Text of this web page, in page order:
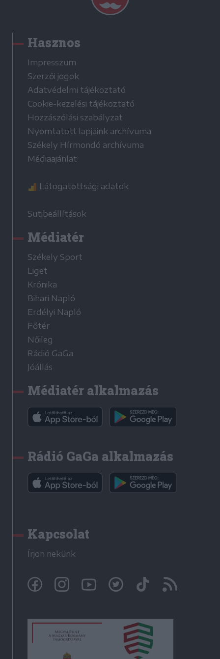
Hasznos
Impresszum
Szerzői jogok
Adatvédelmi tájékoztató
Cookie-kezelési tájékoztató
Hozzászólási szabályzat
Nyomtatott lapjaink archívuma
Székely Hírmondó archívuma
Médiaajánlat
Látogatottsági adatok
Sütibeállítások
Médiatér
Székely Sport
Liget
Krónika
Bihari Napló
Erdélyi Napló
Főtér
Nőileg
Rádió GaGa
Jóállás
Médiatér alkalmazás
Rádió GaGa alkalmazás
Kapcsolat
Írjon nekünk